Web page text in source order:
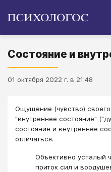
Состояние и
01 октября 2022 г. в 21:48
Ощущение (чувство)
"внутреннее состояние"
состояние и внутреннее
отличаться.
Объективно усталый
приток сил и